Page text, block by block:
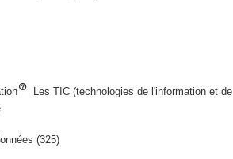
Les TIC (technologies de l'information et de
(325)